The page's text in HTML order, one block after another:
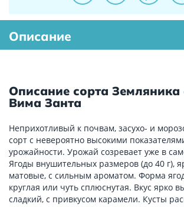
Описание
Описание сорта Земляника
Вима Занта
Неприхотливый к почвам, засухо- и
сорт с невероятно высокими
урожайности. Урожай созревает уже в
Ягоды внушительных размеров (до 40 г),
матовые, с сильным ароматом. Форма
круглая или чуть сплюснутая. Вкус ярко
сладкий, с привкусом карамели. Кусты